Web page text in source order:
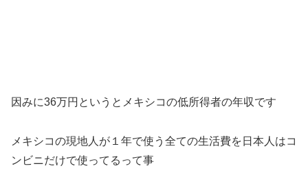
因みに36万円というとメキシコの低所得者の年収です
メキシコの現地人が１年で使う全ての生活費を日本人はコ
ンビニだけで使ってるって事